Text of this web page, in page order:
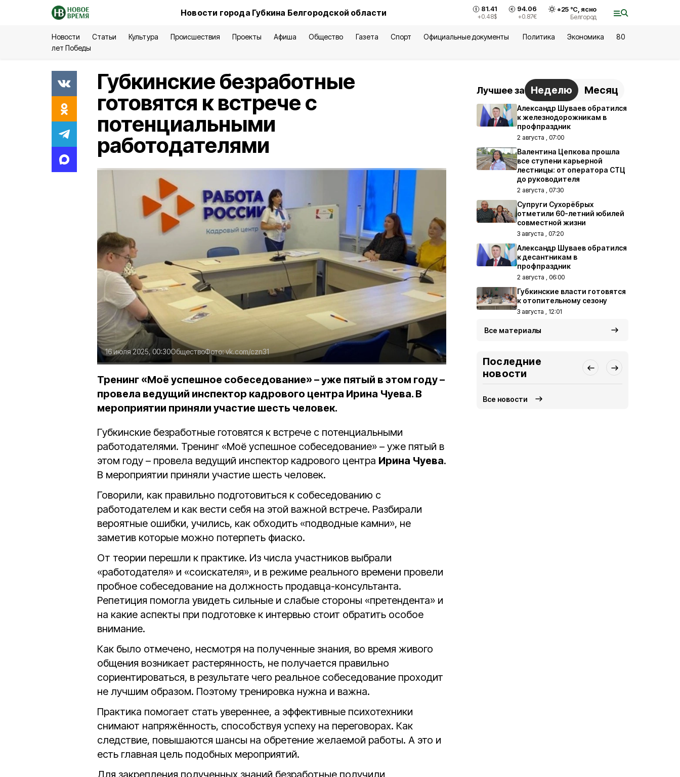
Новости города Губкина Белгородской области 81.41
+0.48$
94.06
+0.87€
+25°С, ясно
Белгород
Новости Статьи Культура Происшествия Проекты Афиша Общество Газета Спорт Официальные документы Политика Экономика
80
лет Победы
Губкинские безработные
готовятся к встрече с
потенциальными
работодателями
16 июля 2025, 00:30ОбществоФото:vk.com/czn31
Тренинг «Моё успешное собеседование» – уже пятый в этом году –
провела ведущий инспектор кадрового центра Ирина Чуева. В
мероприятии приняли участие шесть человек.
Губкинские безработные готовятся к встрече с потенциальными
работодателями. Тренинг «Моё успешное собеседование» – уже пятый в
этом году – провела ведущий инспектор кадрового центра Ирина Чуева.
В мероприятии приняли участие шесть человек.
Говорили, как правильно подготовиться к собеседованию с
работодателем и как вести себя на этой важной встрече. Разбирали
вероятные ошибки, учились, как обходить «подводные камни», не
заметив которые можно потерпеть фиаско.
От теории перешли к практике. Из числа участников выбрали
«работодателя» и «соискателя», и в режиме реального времени провели
пробное собеседование на должность продавца-консультанта.
Репетиция помогла увидеть сильные и слабые стороны «претендента» и
на какие аспекты при подготовке к интервью стоит обратить особое
внимание.
Как было отмечено, несмотря на полученные знания, во время живого
общения возникает растерянность, не получается правильно
сориентироваться, в результате чего реальное собеседование проходит
не лучшим образом. Поэтому тренировка нужна и важна.
Практика помогает стать увереннее, а эффективные психотехники
снимают напряжённость, способствуя успеху на переговорах. Как
следствие, повышаются шансы на обретение желаемой работы. А это и
есть главная цель подобных мероприятий.
Для закрепления полученных знаний безработные получили
Лучшее за Неделю Месяц
Александр Шуваев обратился
к железнодорожникам в
профпраздник
2 августа , 07:00
Валентина Цепкова прошла
все ступени карьерной
лестницы: от оператора СТЦ
до руководителя
2 августа , 07:30
Супруги Сухорёбрых
отметили 60-летний юбилей
совместной жизни
3 августа , 07:20
Александр Шуваев обратился
к десантникам в
профпраздник
2 августа , 06:00
Губкинские власти готовятся
к отопительному сезону
3 августа , 12:01
Все материалы
Последние
новости
Все новости